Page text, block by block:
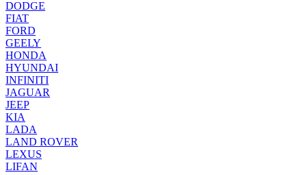
DODGE
FIAT
FORD
GEELY
HONDA
HYUNDAI
INFINITI
JAGUAR
JEEP
KIA
LADA
LAND ROVER
LEXUS
LIFAN